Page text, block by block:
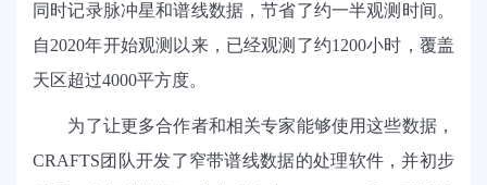
同时记录脉冲星和谱线数据，节省了约一半观测时间。
自2020年开始观测以来，已经观测了约1200小时，覆盖
天区超过4000平方度。
为了让更多合作者和相关专家能够使用这些数据，
CRAFTS团队开发了窄带谱线数据的处理软件，并初步